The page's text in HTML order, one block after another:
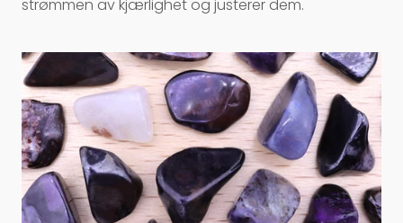
strømmen av kjærlighet og justerer dem.